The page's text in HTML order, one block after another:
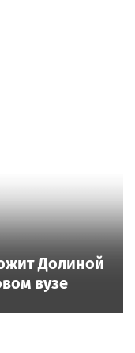
Долиной
вузе